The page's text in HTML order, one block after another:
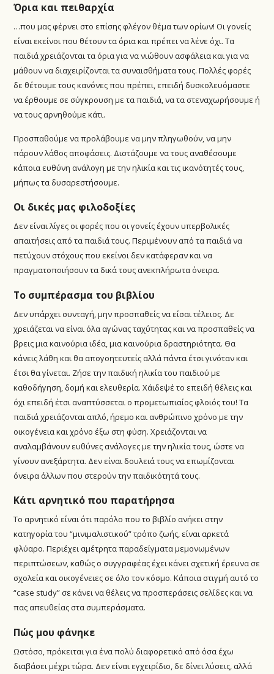
Όρια και πειθαρχία
…που μας φέρνει στο επίσης φλέγον θέμα των ορίων! Οι γονείς
είναι εκείνοι που θέτουν τα όρια και πρέπει να λένε όχι. Τα
παιδιά χρειάζονται τα όρια για να νιώθουν ασφάλεια και για να
μάθουν να διαχειρίζονται τα συναισθήματα τους. Πολλές φορές
δε θέτουμε τους κανόνες που πρέπει, επειδή δυσκολευόμαστε
να έρθουμε σε σύγκρουση με τα παιδιά, να τα στεναχωρήσουμε ή
να τους αρνηθούμε κάτι.
Προσπαθούμε να προλάβουμε να μην πληγωθούν, να μην
πάρουν λάθος αποφάσεις. Διστάζουμε να τους αναθέσουμε
κάποια ευθύνη ανάλογη με την ηλικία και τις ικανότητές τους,
μήπως τα δυσαρεστήσουμε.
Οι δικές μας φιλοδοξίες
Δεν είναι λίγες οι φορές που οι γονείς έχουν υπερβολικές
απαιτήσεις από τα παιδιά τους. Περιμένουν από τα παιδιά να
πετύχουν στόχους που εκείνοι δεν κατάφεραν και να
πραγματοποιήσουν τα δικά τους ανεκπλήρωτα όνειρα.
Το συμπέρασμα του βιβλίου
Δεν υπάρχει συνταγή, μην προσπαθείς να είσαι τέλειος. Δε
χρειάζεται να είναι όλα αγώνας ταχύτητας και να προσπαθείς να
βρεις μια καινούρια ιδέα, μια καινούρια δραστηριότητα. Θα
κάνεις λάθη και θα απογοητευτείς αλλά πάντα έτσι γινόταν και
έτσι θα γίνεται. Ζήσε την παιδική ηλικία του παιδιού με
καθοδήγηση, δομή και ελευθερία. Χάιδεψέ το επειδή θέλεις και
όχι επειδή έτσι αναπτύσσεται ο προμετωπιαίος φλοιός του! Τα
παιδιά χρειάζονται απλό, ήρεμο και ανθρώπινο χρόνο με την
οικογένεια και χρόνο έξω στη φύση. Χρειάζονται να
αναλαμβάνουν ευθύνες ανάλογες με την ηλικία τους, ώστε να
γίνουν ανεξάρτητα. Δεν είναι δουλειά τους να επωμίζονται
όνειρα άλλων που στερούν την παιδικότητά τους.
Κάτι αρνητικό που παρατήρησα
Το αρνητικό είναι ότι παρόλο που το βιβλίο ανήκει στην
κατηγορία του “μινιμαλιστικού” τρόπο ζωής, είναι αρκετά
φλύαρο. Περιέχει αμέτρητα παραδείγματα μεμονωμένων
περιπτώσεων, καθώς ο συγγραφέας έχει κάνει σχετική έρευνα σε
σχολεία και οικογένειες σε όλο τον κόσμο. Κάποια στιγμή αυτό το
“case study” σε κάνει να θέλεις να προσπεράσεις σελίδες και να
πας απευθείας στα συμπεράσματα.
Πώς μου φάνηκε
Ωστόσο, πρόκειται για ένα πολύ διαφορετικό από όσα έχω
διαβάσει μέχρι τώρα. Δεν είναι εγχειρίδιο, δε δίνει λύσεις, αλλά